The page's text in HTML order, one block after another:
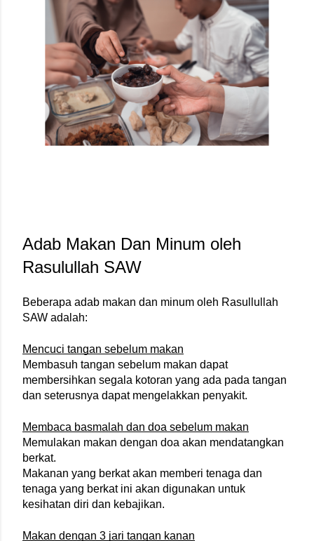
Adab Makan Dan Minum oleh
Rasulullah SAW
Beberapa adab makan dan minum oleh Rasullullah
SAW adalah:
Mencuci tangan sebelum makan
Membasuh tangan sebelum makan dapat
membersihkan segala kotoran yang ada pada tangan
dan seterusnya dapat mengelakkan penyakit.
Membaca basmalah dan doa sebelum makan
Memulakan makan dengan doa akan mendatangkan
berkat.
Makanan yang berkat akan memberi tenaga dan
tenaga yang berkat ini akan digunakan untuk
kesihatan diri dan kebajikan.
Makan dengan 3 jari tangan kanan